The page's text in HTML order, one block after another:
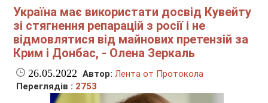
Україна має використати досвід Кувейту
зі стягнення репарацій з росії і не
відмовлятися від майнових претензій за
Крим і Донбас, - Олена Зеркаль
26.05.2022 Автор: Лента от Протокола
Переглядів : 2753